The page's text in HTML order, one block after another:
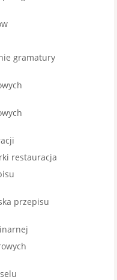
gramatury
restauracja
przepisu